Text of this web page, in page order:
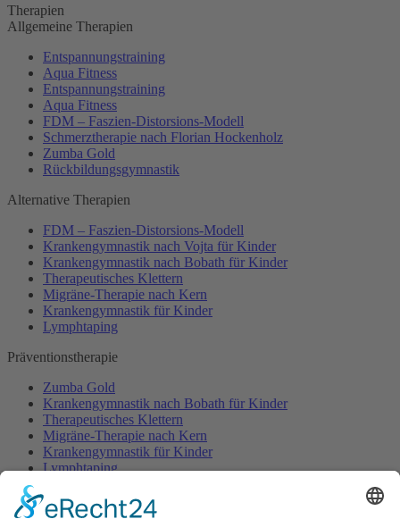
Therapien
Allgemeine Therapien
Entspannungstraining
Aqua Fitness
Entspannungstraining
Aqua Fitness
FDM – Faszien-Distorsions-Modell
Schmerztherapie nach Florian Hockenholz
Zumba Gold
Rückbildungsgymnastik
Alternative Therapien
FDM – Faszien-Distorsions-Modell
Krankengymnastik nach Vojta für Kinder
Krankengymnastik nach Bobath für Kinder
Therapeutisches Klettern
Migräne-Therapie nach Kern
Krankengymnastik für Kinder
Lymphtaping
Präventionstherapie
Zumba Gold
Krankengymnastik nach Bobath für Kinder
Therapeutisches Klettern
Migräne-Therapie nach Kern
Krankengymnastik für Kinder
Lymphtaping
Rücken Therapie